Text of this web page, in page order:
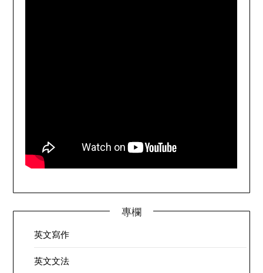
專欄
英文寫作
英文文法